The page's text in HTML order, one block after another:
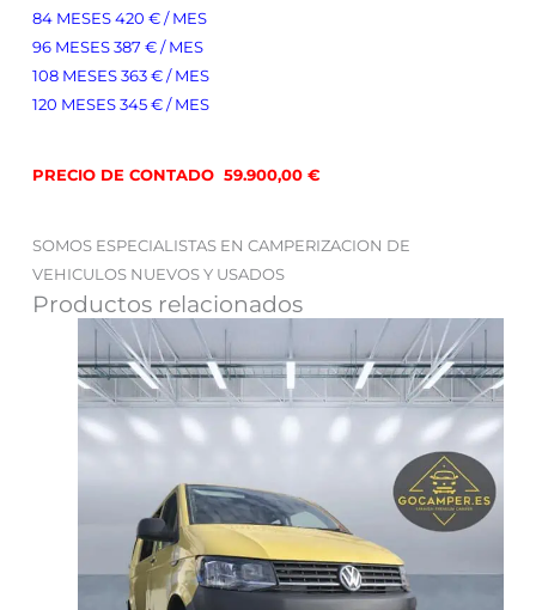
84 MESES 420 € / MES
96 MESES 387 € / MES
108 MESES 363 € / MES
120 MESES 345 € / MES
PRECIO DE CONTADO 59.900,00 €
SOMOS ESPECIALISTAS EN CAMPERIZACION DE
VEHICULOS NUEVOS Y USADOS
Productos relacionados
precio
original
era:
El
precio
actual
es:
15,900.00€.